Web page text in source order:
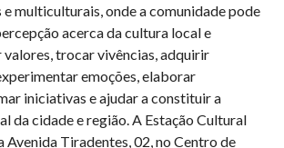
multiculturais, onde a comunidade pode
acerca da cultura local e
trocar vivências, adquirir
emoções, elaborar
iniciativas e ajudar a constituir a
da cidade e região. A Estação Cultural
Avenida Tiradentes, 02, no Centro de